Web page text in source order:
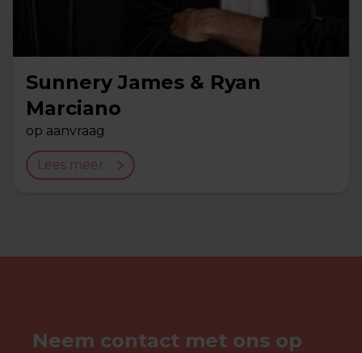
Sunnery James & Ryan
Marciano
op aanvraag
Lees meer
Neem contact met ons op